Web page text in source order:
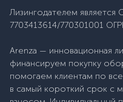
Лизингодателем
7703413614/770301001
Arenza — инновационная
финансируем покупку
помогаем клиентам по
в самый короткий срок с